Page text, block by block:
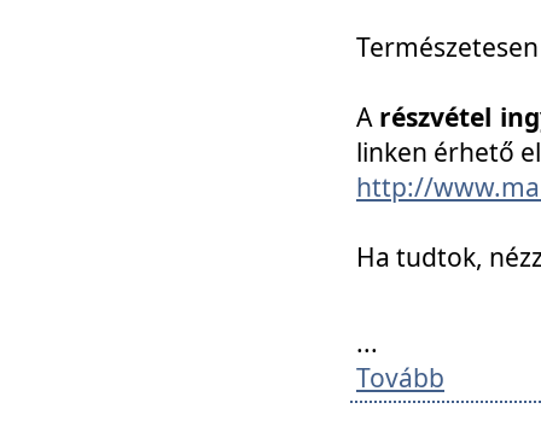
A részvétel
linken érhető
http://
Ha tudtok,
...
Tovább